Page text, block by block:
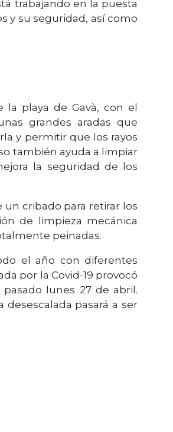
trabajando en la puesta
y su seguridad, así como
playa de Gavà, con el
grandes aradas que
y permitir que los rayos
también ayuda a limpiar
la seguridad de los
un cribado para retirar los
de limpieza mecánica
peinadas.
el año con diferentes
por la Covid-19 provocó
lunes 27 de abril.
pasará a ser